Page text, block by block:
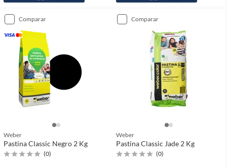
comparar
Weber
Pastina Classic Negro 2 Kg
(0)
comparar
Weber
Pastina Classic Jade 2 Kg
(0)